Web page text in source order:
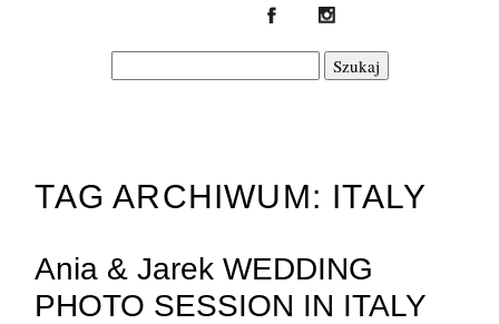
Szukaj:
TAG ARCHIWUM: ITALY
Ania & Jarek WEDDING
PHOTO SESSION IN ITALY